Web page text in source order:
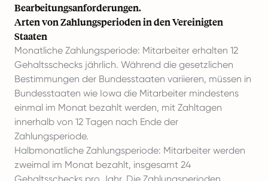
Bearbeitungsanforderungen.
Arten von Zahlungsperioden in den Vereinigten
Staaten
Monatliche Zahlungsperiode: Mitarbeiter erhalten 12
Gehaltsschecks jährlich. Während die gesetzlichen
Bestimmungen der Bundesstaaten variieren, müssen in
Bundesstaaten wie Iowa die Mitarbeiter mindestens
einmal im Monat bezahlt werden, mit Zahltagen
innerhalb von 12 Tagen nach Ende der
Zahlungsperiode.
Halbmonatliche Zahlungsperiode: Mitarbeiter werden
zweimal im Monat bezahlt, insgesamt 24